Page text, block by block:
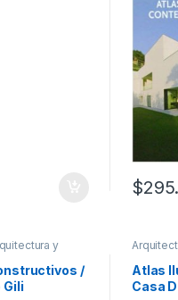
$
y
Diseño
/
Gili
Atlas
Casa